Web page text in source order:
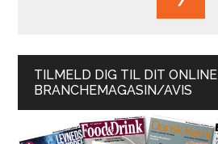
TILMELD DIG TIL DIT ONLINE
BRANCHEMAGASIN/AVIS